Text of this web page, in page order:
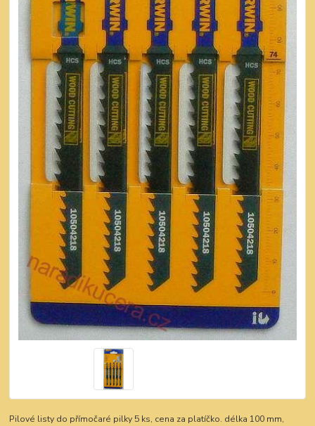
Pilové listy do přímočaré pilky 5 ks, cena za platíčko. délka 100 mm,